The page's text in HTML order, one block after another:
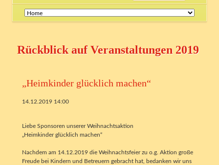
Navigation
überspringen
Rückblick auf Veranstaltungen 2019
„Heimkinder glücklich machen“
14.12.2019 14:00
Liebe Sponsoren unserer Weihnachtsaktion
„Heimkinder glücklich machen“
Nachdem am 14.12.2019 die Weihnachtsfeier zu o.g. Aktion große
Freude bei Kindern und Betreuern gebracht hat, bedanken wir uns